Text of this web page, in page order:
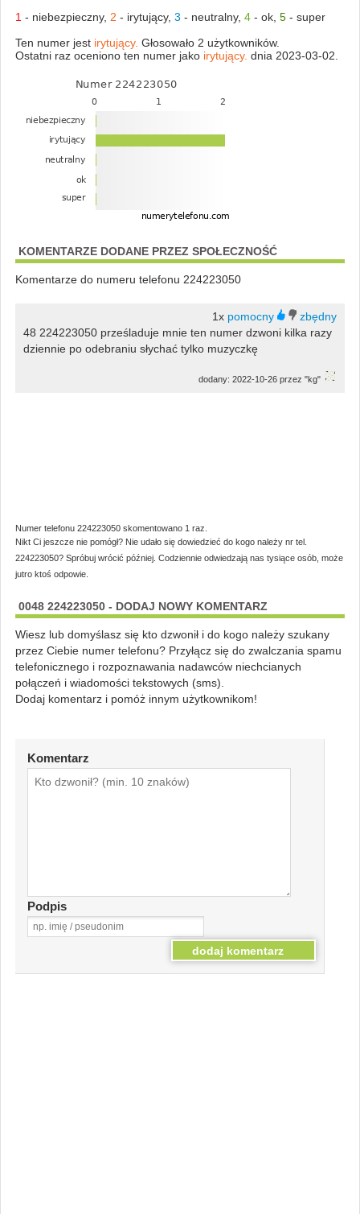
1 - niebezpieczny, 2 - irytujący, 3 - neutralny, 4- ok, 5- super
Ten numer jest irytujący. Głosowało 2 użytkowników.
Ostatni raz oceniono ten numer jako irytujący. dnia 2023-03-02.
KOMENTARZE DODANE PRZEZ SPOŁECZNOŚĆ
Komentarze do numeru telefonu 224223050
1x
48 224223050 prześladuje mnie ten numer dzwoni kilka razy
dziennie po odebraniu słychać tylko muzyczkę
dodany: 2022-10-26 przez "kg"
Numer telefonu 224223050 skomentowano 1 raz.
Nikt Ci jeszcze nie pomógł? Nie udało się dowiedzieć do kogo należy nr tel.
224223050? Spróbuj wrócić później. Codziennie odwiedzają nas tysiące osób, może
jutro ktoś odpowie.
0048 224223050 - DODAJ NOWY KOMENTARZ
Wiesz lub domyślasz się kto dzwonił i do kogo należy szukany
przez Ciebie numer telefonu? Przyłącz się do zwalczania spamu
telefonicznego i rozpoznawania nadawców niechcianych
połączeń i wiadomości tekstowych (sms).
Dodaj komentarz i pomóż innym użytkownikom!
Komentarz
Podpis